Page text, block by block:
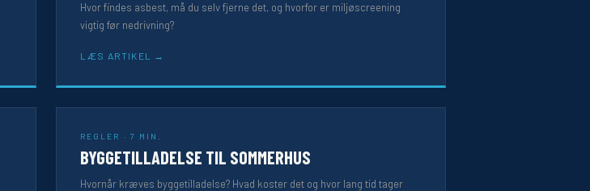
Hvor findes asbest, må du selv fjerne det, og hvorfor er miljøscreening
vigtig før nedrivning?
LÆS ARTIKEL
REGLER · 7 MIN.
BYGGETILLADELSE TIL SOMMERHUS
Hvornår kræves byggetilladelse? Hvad koster det og hvor lang tid tager